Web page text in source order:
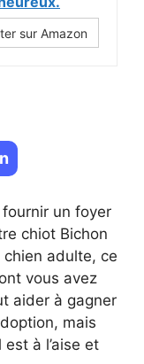
sur Amazon
un foyer
chiot Bichon
adulte, ce
vous avez
aider à gagner
mais
à l’aise et